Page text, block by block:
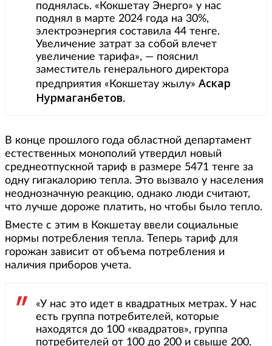
поднялась. «Кокшетау Энерго» у нас
поднял в марте 2024 года на 30%,
электроэнергия составила 44 тенге.
Увеличение затрат за собой влечет
увеличение тарифа», — пояснил
заместитель генерального директора
предприятия «Кокшетау жылу» Аскар
Нурмаганбетов.
В конце прошлого года областной департамент
естественных монополий утвердил новый
среднеотпускной тариф в размере 5471 тенге за
одну гигакалорию тепла. Это вызвало у населения
неоднозначную реакцию, однако люди считают,
что лучше дороже платить, но чтобы было тепло.
Вместе с этим в Кокшетау ввели социальные
нормы потребления тепла. Теперь тариф для
горожан зависит от объема потребления и
наличия приборов учета.
«У нас это идет в квадратных метрах. У нас
есть группа потребителей, которые
находятся до 100 «квадратов», группа
потребителей от 100 до 200 и свыше 200.